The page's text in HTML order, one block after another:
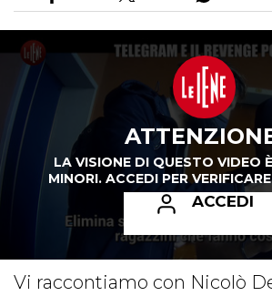
LA VISIONE DI QUESTO VIDEO
MINORI. ACCEDI PER
ACCEDI
Vi raccontiamo con Nicolò